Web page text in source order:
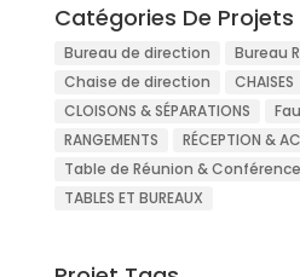
Catégories De Projets
Bureau de direction
Bureau
Chaise de direction
CHAISES
CLOISONS & SÉPARATIONS
RANGEMENTS
RÉCEPTION &
Table de Réunion & Conférence
TABLES ET BUREAUX